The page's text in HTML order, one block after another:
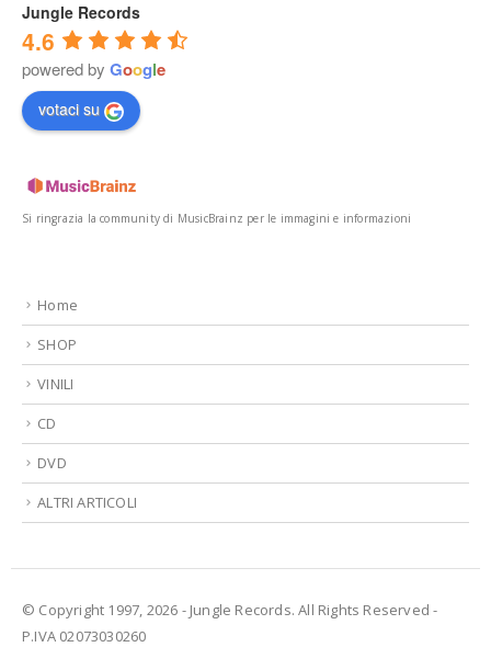
Jungle Records
4.6
powered by Google
votaci su
Si ringrazia la community di MusicBrainz per le immagini e informazioni
Home
SHOP
VINILI
CD
DVD
ALTRI ARTICOLI
© Copyright 1997, 2026 - Jungle Records. All Rights Reserved -
P.IVA 02073030260